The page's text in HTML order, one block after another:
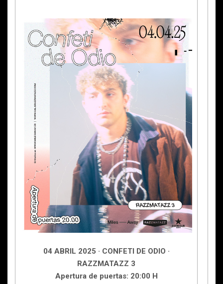
04 ABRIL 2025 · CONFETI DE ODIO ·
RAZZMATAZZ 3
Apertura de puertas: 20:00 H